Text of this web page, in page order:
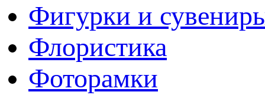
Фигурки и
Флористика
Фоторамки